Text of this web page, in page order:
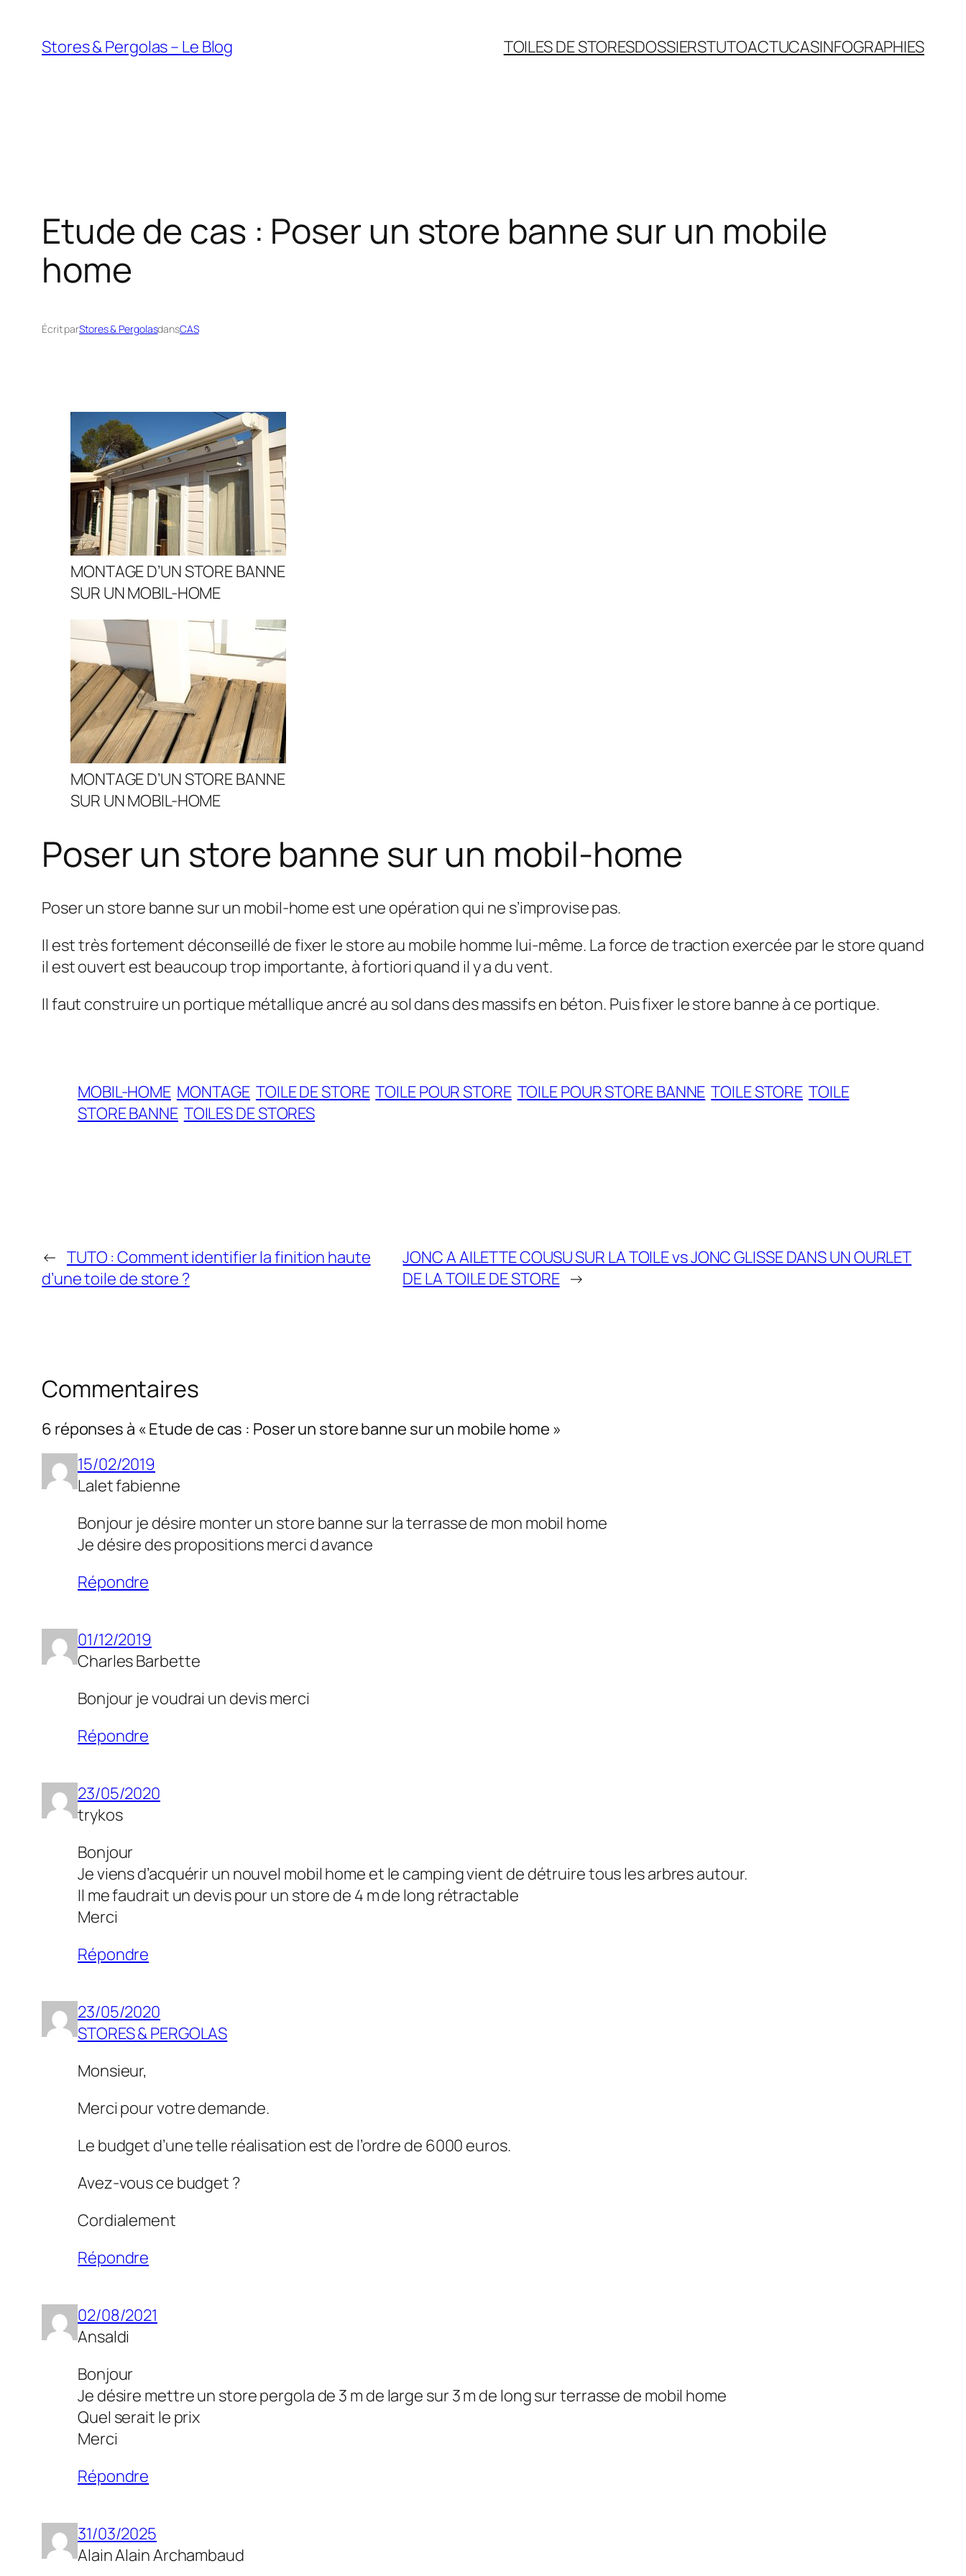
contenu
Stores & Pergolas – Le Blog TOILES DE STORESDOSSIERSTUTOACTUCASINFOGRAPHIES
Etude de cas : Poser un store banne sur un mobile
home
Écrit parStores & PergolasdansCAS
MONTAGE D’UN STORE BANNE
SUR UN MOBIL-HOME
MONTAGE D’UN STORE BANNE
SUR UN MOBIL-HOME
Poser un store banne sur un mobil-home
Poser un store banne sur un mobil-home est une opération qui ne s’improvise pas.
Il est très fortement déconseillé de fixer le store au mobile homme lui-même. La force de traction exercée par le store quand
il est ouvert est beaucoup trop importante, à fortiori quand il y a du vent.
Il faut construire un portique métallique ancré au sol dans des massifs en béton. Puis fixer le store banne à ce portique.
MOBIL-HOME MONTAGE TOILE DE STORE TOILE POUR STORE TOILE POUR STORE BANNE TOILE STORE TOILE
STORE BANNE TOILES DE STORES
← TUTO : Comment identifier la finition haute
d’une toile de store ?
JONC A AILETTE COUSU SUR LA TOILE vs JONC GLISSE DANS UN OURLET
DE LA TOILE DE STORE →
Commentaires
6 réponses à « Etude de cas : Poser un store banne sur un mobile home »
15/02/2019
Lalet fabienne
Bonjour je désire monter un store banne sur la terrasse de mon mobil home
Je désire des propositions merci d avance
Répondre
01/12/2019
Charles Barbette
Bonjour je voudrai un devis merci
Répondre
23/05/2020
trykos
Bonjour
Je viens d’acquérir un nouvel mobil home et le camping vient de détruire tous les arbres autour.
Il me faudrait un devis pour un store de 4 m de long rétractable
Merci
Répondre
23/05/2020
STORES & PERGOLAS
Monsieur,
Merci pour votre demande.
Le budget d’une telle réalisation est de l’ordre de 6000 euros.
Avez-vous ce budget ?
Cordialement
Répondre
02/08/2021
Ansaldi
Bonjour
Je désire mettre un store pergola de 3 m de large sur 3 m de long sur terrasse de mobil home
Quel serait le prix
Merci
Répondre
31/03/2025
Alain Alain Archambaud